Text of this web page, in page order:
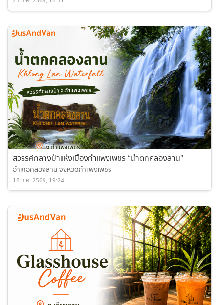
สวรรค์กลางป่าแห่งเมืองกำแพงเพชร “น้ำตกคลองลาน”
อำเภอคลองลาน จังหวัดกำแพงเพชร
18 ก.ค. 2569, 19:24